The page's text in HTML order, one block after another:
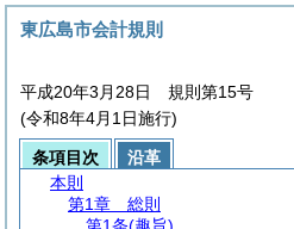
東広島市会計規則
平成20年3月28日 規則第15号
(令和8年4月1日施行)
条項目次
沿革
本則
第1章
総則